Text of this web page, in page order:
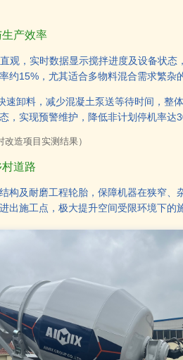
产效率
观，实时数据显示搅拌进度及设备状
约15%，尤其适合多物料混合需求繁杂
卸料，减少混凝土泵送等待时间，整
，实现预警维护，降低非计划停机率达
造项目实测结果）
道路
构及耐磨工程轮胎，保障机器在狭窄、
出施工点，极大提升空间受限环境下的